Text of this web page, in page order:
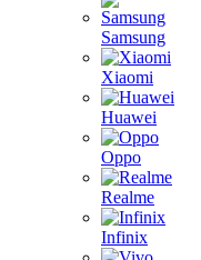
Samsung
Xiaomi
Huawei
Oppo
Realme
Infinix